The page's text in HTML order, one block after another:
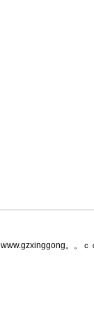
www.gzxinggong。。ｃ